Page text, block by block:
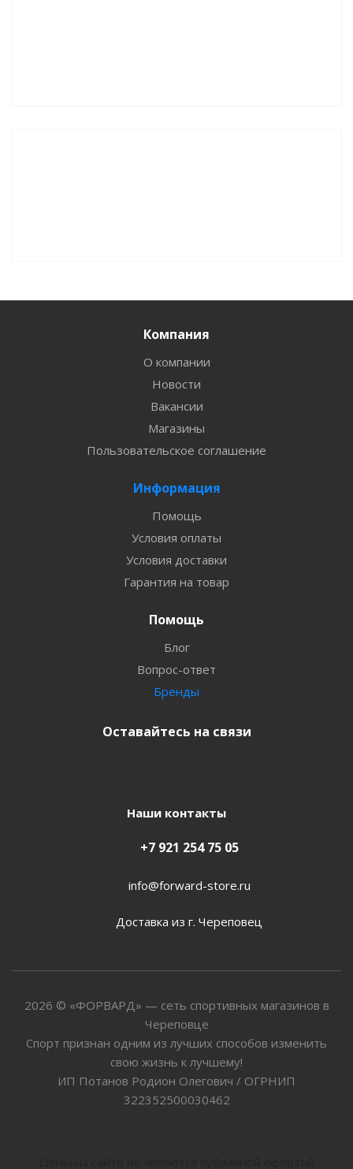
Компания
О компании
Новости
Вакансии
Магазины
Пользовательское соглашение
Информация
Помощь
Условия оплаты
Условия доставки
Гарантия на товар
Помощь
Блог
Вопрос-ответ
Бренды
Оставайтесь на связи
Наши контакты
+7 921 254 75 05
info@forward-store.ru
Доставка из г. Череповец
2026 © «ФОРВАРД» — сеть спортивных магазинов в
Череповце
Спорт признан одним из лучших способов изменить
свою жизнь к лучшему!
ИП Потанов Родион Олегович / ОГРНИП
322352500030462